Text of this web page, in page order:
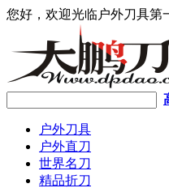
您好，欢迎光临户外刀具第
户外刀具
户外直刀
世界名刀
精品折刀